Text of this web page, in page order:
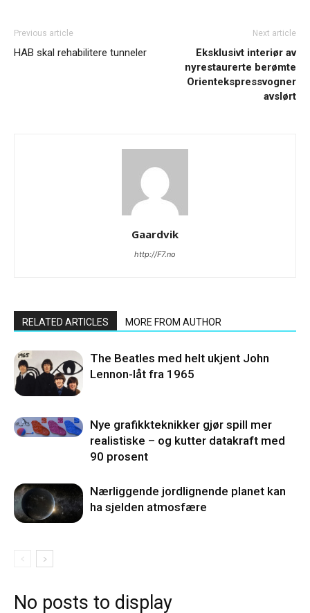
Previous article
HAB skal rehabilitere tunneler
Next article
Eksklusivt interiør av
nyrestaurerte berømte
Orientekspressvogner
avslørt
Gaardvik
http://F7.no
RELATED ARTICLES MORE FROM AUTHOR
The Beatles med helt ukjent John
Lennon-låt fra 1965
Nye grafikkteknikker gjør spill mer
realistiske – og kutter datakraft med
90 prosent
Nærliggende jordlignende planet kan
ha sjelden atmosfære
No posts to display